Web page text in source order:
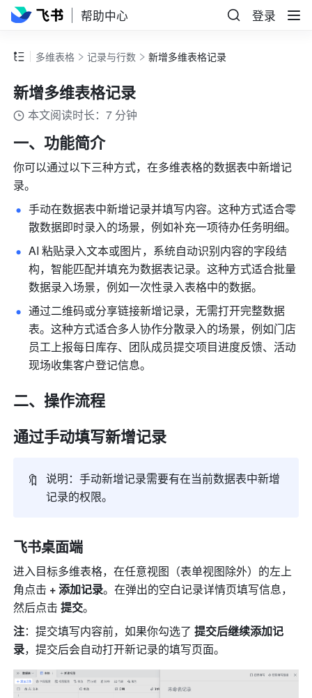
帮助中心 登录
多维表格 记录与行数 新增多维表格记录
新增多维表格记录
本文阅读时长：7 分钟
一、功能简介
你可以通过以下三种方式，在多维表格的数据表中新增记
录。
手动在数据表中新增记录并填写内容。这种方式适合零
散数据即时录入的场景，例如补充一项待办任务明细。
AI 粘贴录入文本或图片，系统自动识别内容的字段结
构，智能匹配并填充为数据表记录。这种方式适合批量
数据录入场景，例如一次性录入表格中的数据。
通过二维码或分享链接新增记录，无需打开完整数据
表。这种方式适合多人协作分散录入的场景，例如门店
员工上报每日库存、团队成员提交项目进度反馈、活动
现场收集客户登记信息。
二、操作流程
通过手动填写新增记录
🔖
说明：手动新增记录需要有在当前数据表中新增
记录的权限。
飞书桌面端
进入目标多维表格，在任意视图（表单视图除外）的左上
角点击 + 添加记录。在弹出的空白记录详情页填写信息，
然后点击 提交。
注：提交填写内容前，如果你勾选了 提交后继续添加记
录，提交后会自动打开新记录的填写页面。